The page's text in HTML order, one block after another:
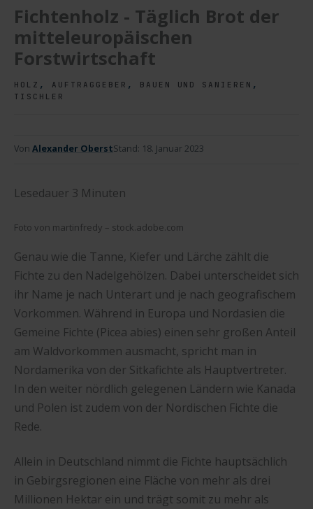
Fichtenholz - Täglich Brot der
mitteleuropäischen
Forstwirtschaft
HOLZ , AUFTRAGGEBER , BAUEN UND SANIEREN ,
TISCHLER
Von Alexander OberstStand: 18. Januar 2023
Lesedauer 3 Minuten
Foto von martinfredy – stock.adobe.com
Genau wie die Tanne, Kiefer und Lärche zählt die
Fichte zu den Nadelgehölzen. Dabei unterscheidet sich
ihr Name je nach Unterart und je nach geografischem
Vorkommen. Während in Europa und Nordasien die
Gemeine Fichte (Picea abies) einen sehr großen Anteil
am Waldvorkommen ausmacht, spricht man in
Nordamerika von der Sitkafichte als Hauptvertreter.
In den weiter nördlich gelegenen Ländern wie Kanada
und Polen ist zudem von der Nordischen Fichte die
Rede.
Allein in Deutschland nimmt die Fichte hauptsächlich
in Gebirgsregionen eine Fläche von mehr als drei
Millionen Hektar ein und trägt somit zu mehr als